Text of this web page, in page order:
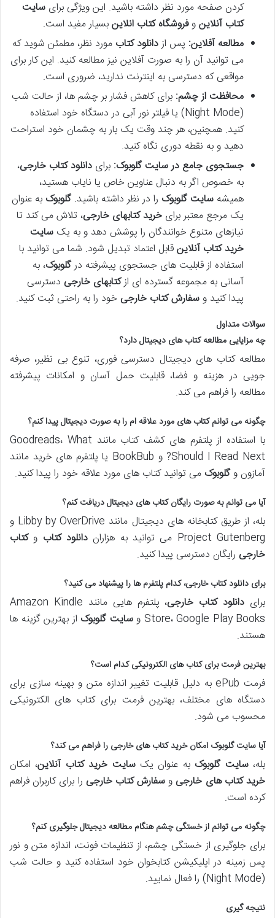
کردن صفحه مورد نظر داشته باشید. این ویژگی برای سایت
کتاب آنلاینوفروشگاه کتاب انلاینبسیار مفید است.
مطالعه آفلاین: پس ازدانلود کتاب مورد نظر، مطمئن شوید که
می توانید آن را به صورت آفلاین نیز مطالعه کنید. این کار برای
مواقعی که دسترسی به اینترنت ندارید، ضروری است.
محافظت از چشم: برای کاهش فشار بر چشم ها، از حالت شب
(Night Mode) یا فیلتر نور آبی در دستگاه خود استفاده
کنید. همچنین، هر چند وقت یک بار به چشمان خود استراحت
دهید و به نقطه دوری نگاه کنید.
جستجوی جامع در سایت گلوبوک: برای دانلود کتاب خارجی،
به خصوص اگر به دنبال عناوین خاص یا نایاب هستید،
همیشه سایت گلوبوک را در نظر داشته باشید.گلوبوک به عنوان
یک مرجع معتبر برای خرید کتابهای خارجی، تلاش می کند تا
نیازهای متنوع خوانندگان را پوشش دهد و به یک سایت
خرید کتاب آنلاینقابل اعتماد تبدیل شود. شما می توانید با
استفاده از قابلیت های جستجوی پیشرفته درگلوبوک، به
آسانی به مجموعه گسترده ای ازکتابهای خارجی دسترسی
پیدا کنید وسفارش کتاب خارجی خود را به راحتی ثبت کنید.
سوالات متداول
چه مزایایی مطالعه کتاب های دیجیتال دارد؟
مطالعه کتاب های دیجیتال دسترسی فوری، تنوع بی نظیر، صرفه
جویی در هزینه و فضا، قابلیت حمل آسان و امکانات پیشرفته
مطالعه را فراهم می کند.
چگونه می توانم کتاب های مورد علاقه ام را به صورت دیجیتال پیدا کنم؟
با استفاده از پلتفرم های کشف کتاب مانند Goodreads، What
Should I Read Next? و BookBub یا پلتفرم های خرید مانند
آمازون وگلوبوک می توانید کتاب های مورد علاقه خود را پیدا کنید.
آیا می توانم به صورت رایگان کتاب های دیجیتال دریافت کنم؟
بله، از طریق کتابخانه های دیجیتال مانند Libby by OverDrive و
Project Gutenberg می توانید به هزاران
دانلود کتاب وکتاب
خارجی رایگان دسترسی پیدا کنید.
برای دانلود کتاب خارجی، کدام پلتفرم ها را پیشنهاد می کنید؟
برای دانلود کتاب خارجی
، پلتفرم هایی مانند Amazon Kindle
Store، Google Play Books و
سایت گلوبوک از بهترین گزینه ها
هستند.
بهترین فرمت برای کتاب های الکترونیکی کدام است؟
فرمت ePub به دلیل قابلیت تغییر اندازه متن و بهینه سازی برای
دستگاه های مختلف، بهترین فرمت برای کتاب های الکترونیکی
محسوب می شود.
آیا سایت گلوبوک امکانخرید کتاب های خارجی را فراهم می کند؟
بله،سایت گلوبوک به عنوان یکسایت خرید کتاب آنلاین، امکان
خرید کتاب های خارجیوسفارش کتاب خارجی را برای کاربران فراهم
کرده است.
چگونه می توانم از خستگی چشم هنگام مطالعه دیجیتال جلوگیری کنم؟
برای جلوگیری از خستگی چشم، از تنظیمات فونت، اندازه متن و نور
پس زمینه در اپلیکیشن کتابخوان خود استفاده کنید و حالت شب
(Night Mode) را فعال نمایید.
نتیجه گیری